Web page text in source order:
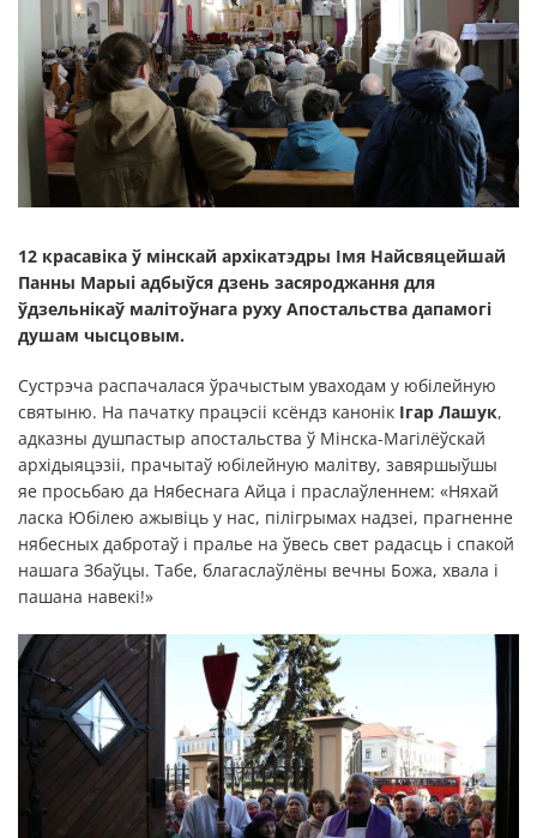
12 красавіка ў мінскай архікатэдры Імя Найсвяцейшай
Панны Марыі адбыўся дзень засяроджання для
ўдзельнікаў малітоўнага руху Апостальства дапамогі
душам чысцовым.
Сустрэча распачалася ўрачыстым уваходам у юбілейную
святыню. На пачатку працэсіі ксёндз канонік Ігар Лашук,
адказны душпастыр апостальства ў Мінска-Магілёўскай
архідыяцэзіі, прачытаў юбілейную малітву, завяршыўшы
яе просьбаю да Нябеснага Айца і праслаўленнем: «Няхай
ласка Юбілею ажывіць у нас, пілігрымах надзеі, прагненне
нябесных дабротаў і пралье на ўвесь свет радасць і спакой
нашага Збаўцы. Табе, благаслаўлёны вечны Божа, хвала і
пашана навекі!»